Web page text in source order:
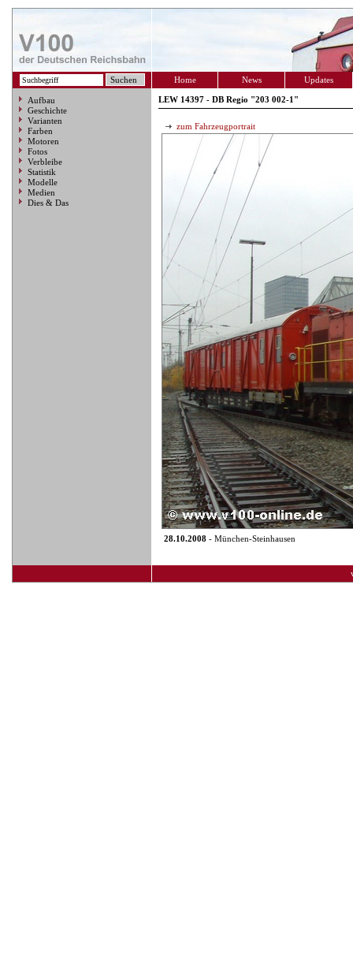
Home News Updates
Aufbau
Geschichte
Varianten
Farben
Motoren
Fotos
Verbleibe
Statistik
Modelle
Medien
Dies & Das
LEW 14397 - DB Regio "203 002-1"
zum Fahrzeugportrait
28.10.2008 - München-Steinhausen